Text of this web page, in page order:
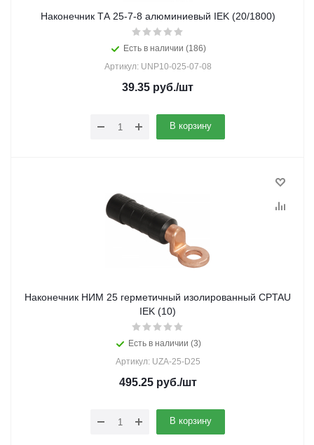
Наконечник ТА 25-7-8 алюминиевый IEK (20/1800)
Есть в наличии (186)
Артикул: UNP10-025-07-08
39.35 руб./шт
В корзину
Наконечник НИМ 25 герметичный изолированный CPTAU
IEK (10)
Есть в наличии (3)
Артикул: UZA-25-D25
495.25руб./шт
В корзину